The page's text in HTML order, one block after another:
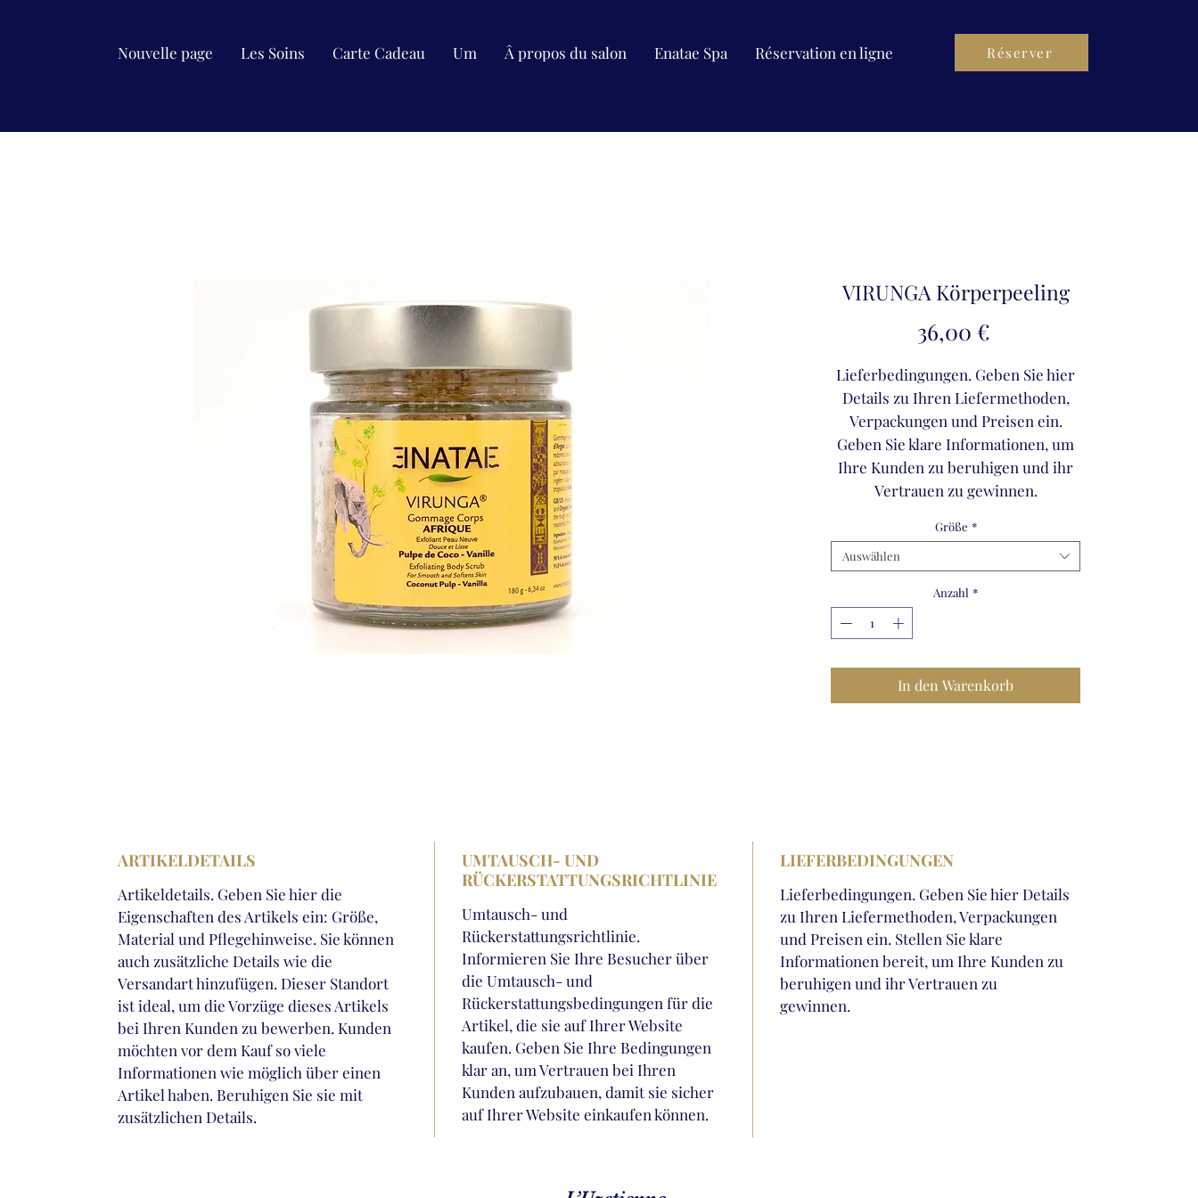
Nouvelle page Les Soins Carte Cadeau Um Â propos du salon Enatae Spa Réservation en ligne Réserver
C'est le meilleur cadeau.
VIRUNGA Körperpeeling
36,00 €Preis
Lieferbedingungen. Geben Sie hier
Details zu Ihren Liefermethoden,
Verpackungen und Preisen ein.
Geben Sie klare Informationen, um
Ihre Kunden zu beruhigen und ihr
Vertrauen zu gewinnen.
Größe *
Auswählen
Anzahl *
In den Warenkorb
ARTIKELDETAILS
Artikeldetails. Geben Sie hier die
Eigenschaften des Artikels ein: Größe,
Material und Pflegehinweise. Sie können
auch zusätzliche Details wie die
Versandart hinzufügen. Dieser Standort
ist ideal, um die Vorzüge dieses Artikels
bei Ihren Kunden zu bewerben. Kunden
möchten vor dem Kauf so viele
Informationen wie möglich über einen
Artikel haben. Beruhigen Sie sie mit
zusätzlichen Details.
UMTAUSCH- UND
RÜCKERSTATTUNGSRICHTLINIE
Umtausch- und
Rückerstattungsrichtlinie.
Informieren Sie Ihre Besucher über
die Umtausch- und
Rückerstattungsbedingungen für die
Artikel, die sie auf Ihrer Website
kaufen. Geben Sie Ihre Bedingungen
klar an, um Vertrauen bei Ihren
Kunden aufzubauen, damit sie sicher
auf Ihrer Website einkaufen können.
LIEFERBEDINGUNGEN
Lieferbedingungen. Geben Sie hier Details
zu Ihren Liefermethoden, Verpackungen
und Preisen ein. Stellen Sie klare
Informationen bereit, um Ihre Kunden zu
beruhigen und ihr Vertrauen zu
gewinnen.